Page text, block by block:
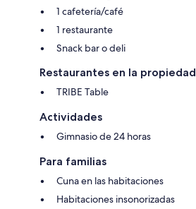
1 cafetería/café
1 restaurante
Snack bar o deli
Restaurantes en la propiedad
TRIBE Table
Actividades
Gimnasio de 24 horas
Para familias
Cuna en las habitaciones
Habitaciones insonorizadas